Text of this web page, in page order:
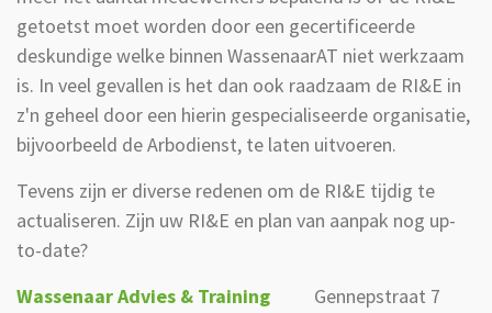
getoetst moet worden door een gecertificeerde
deskundige welke binnen WassenaarAT niet werkzaam
is. In veel gevallen is het dan ook raadzaam de RI&E in
z'n geheel door een hierin gespecialiseerde organisatie,
bijvoorbeeld de Arbodienst, te laten uitvoeren.
Tevens zijn er diverse redenen om de RI&E tijdig te
actualiseren. Zijn uw RI&E en plan van aanpak nog up-
to-date?
Wassenaar Advies & Training Gennepstraat 7